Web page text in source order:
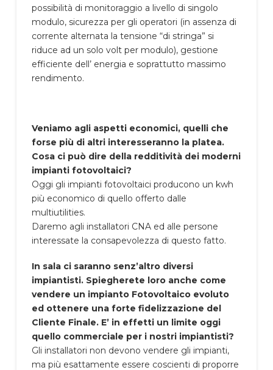
possibilità di monitoraggio a livello di singolo
modulo, sicurezza per gli operatori (in assenza di
corrente alternata la tensione “di stringa” si
riduce ad un solo volt per modulo), gestione
efficiente dell’ energia e soprattutto massimo
rendimento.
Veniamo agli aspetti economici, quelli che
forse più di altri interesseranno la platea.
Cosa ci può dire della redditività dei moderni
impianti fotovoltaici?
Oggi gli impianti fotovoltaici producono un kwh
più economico di quello offerto dalle
multiutilities.
Daremo agli installatori CNA ed alle persone
interessate la consapevolezza di questo fatto.
In sala ci saranno senz’altro diversi
impiantisti. Spiegherete loro anche come
vendere un impianto Fotovoltaico evoluto
ed ottenere una forte fidelizzazione del
Cliente Finale. E’ in effetti un limite oggi
quello commerciale per i nostri impiantisti?
Gli installatori non devono vendere gli impianti,
ma più esattamente essere coscienti di proporre